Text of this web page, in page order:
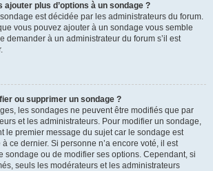
ajouter plus d’options à un sondage ?
sondage est décidée par les administrateurs du forum.
vous pouvez ajouter à un sondage vous semble
demander à un administrateur du forum s’il est
ou supprimer un sondage ?
les sondages ne peuvent être modifiés que par
et les administrateurs. Pour modifier un sondage,
le premier message du sujet car le sondage est
ce dernier. Si personne n’a encore voté, il est
sondage ou de modifier ses options. Cependant, si
seuls les modérateurs et les administrateurs